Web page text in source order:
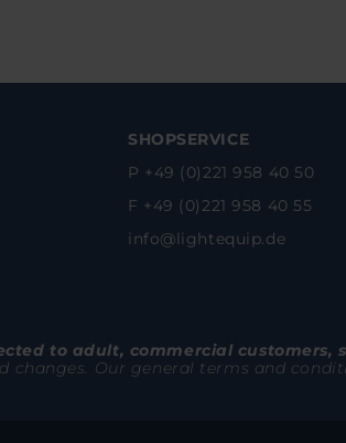
SHOPSERVICE
P +49 (0)221 958 40 50
F +49 (0)221 958 40 55
info@lightequip.de
to adult, commercial customers,
Our general terms and